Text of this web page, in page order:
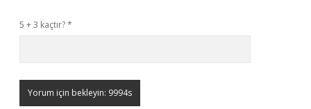
5 + 3 kaçtır?*